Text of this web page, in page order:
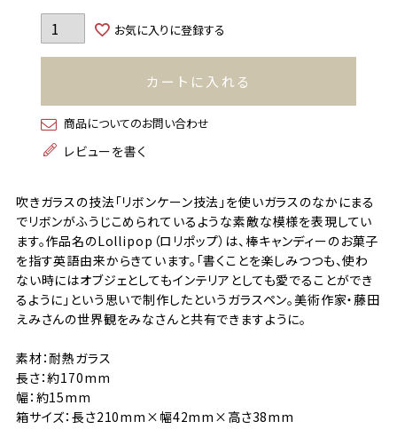
お気に入りに登録する
カートに入れる
商品についてのお問い合わせ
レビューを書く
吹きガラスの技法「リボンケーン技法」を使いガラスのなかにまる
でリボンがふうじこめられているような素敵な模様を表現してい
ます。作品名のLollipop（ロリポップ）は、棒キャンディーのお菓子
を指す英語由来からきています。「書くことを楽しみつつも、使わ
ない時にはオブジェとしてもインテリアとしても愛でることができ
るように」という思いで制作したというガラスペン。美術作家・藤田
えみさんの世界観をみなさんと共有できますように。
素材：耐熱ガラス
長さ：約170mm
幅：約15mm
箱サイズ：長さ210mm×幅42mm×高さ38mm